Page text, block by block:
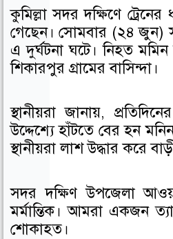
o
n
a
b
o
o
w
l
e
d
কুমিল্লা সদর দক্ষিণে
গেছেন। সোমবার (২৪ জুন)
এ দুর্ঘটনা ঘটে। নিহত
শিকারপুর গ্রামের বাসিন্দা।
স্থানীয়রা জানায়,
উদ্দেশ্যে হাঁটতে বের হন
স্থানীয়রা লাশ উদ্ধার করে
সদর দক্ষিণ উপজেলা
মর্মান্তিক। আমরা একজন
শোকাহত।